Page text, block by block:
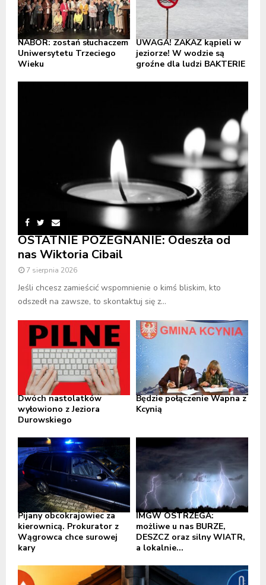
NABÓR: zostań słuchaczem
Uniwersytetu Trzeciego
Wieku
UWAGA! ZAKAZ kąpieli w
jeziorze! W wodzie są
groźne dla ludzi BAKTERIE
OSTATNIE POŻEGNANIE: Odeszła od
nas Wiktoria Cibail
7 sierpnia 2026
Jeśli chcesz zamieścić wspomnienie o kimś bliskim, kto
odszedł na zawsze, to skontaktuj się z...
Dwóch nastolatków
wyłowiono z Jeziora
Durowskiego
Będzie połączenie Wapna z
Kcynią
Pijany obcokrajowiec za
kierownicą. Prokurator z
Wągrowca chce surowej
kary
IMGW OSTRZEGA:
możliwe u nas BURZE,
DESZCZ oraz silny WIATR,
a lokalnie...